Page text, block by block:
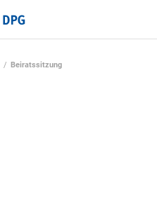
Beiratssitzung